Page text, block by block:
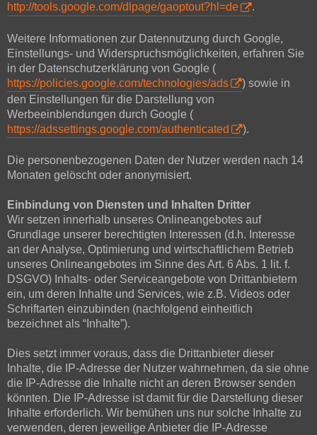
http://tools.google.com/dlpage/gaoptout?hl=de
.
Weitere Informationen zur Datennutzung durch Google,
Einstellungs- und Widerspruchsmöglichkeiten, erfahren Sie
in der Datenschutzerklärung von Google (
https://policies.google.com/technologies/ads
) sowie in
den Einstellungen für die Darstellung von
Werbeeinblendungen durch Google (
https://adssettings.google.com/authenticated
).
Die personenbezogenen Daten der Nutzer werden nach 14
Monaten gelöscht oder anonymisiert.
Einbindung von Diensten und Inhalten Dritter
Wir setzen innerhalb unseres Onlineangebotes auf
Grundlage unserer berechtigten Interessen (d.h. Interesse
an der Analyse, Optimierung und wirtschaftlichem Betrieb
unseres Onlineangebotes im Sinne des Art. 6 Abs. 1 lit. f.
DSGVO) Inhalts- oder Serviceangebote von Drittanbietern
ein, um deren Inhalte und Services, wie z.B. Videos oder
Schriftarten einzubinden (nachfolgend einheitlich
bezeichnet als “Inhalte”).
Dies setzt immer voraus, dass die Drittanbieter dieser
Inhalte, die IP-Adresse der Nutzer wahrnehmen, da sie ohne
die IP-Adresse die Inhalte nicht an deren Browser senden
könnten. Die IP-Adresse ist damit für die Darstellung dieser
Inhalte erforderlich. Wir bemühen uns nur solche Inhalte zu
verwenden, deren jeweilige Anbieter die IP-Adresse